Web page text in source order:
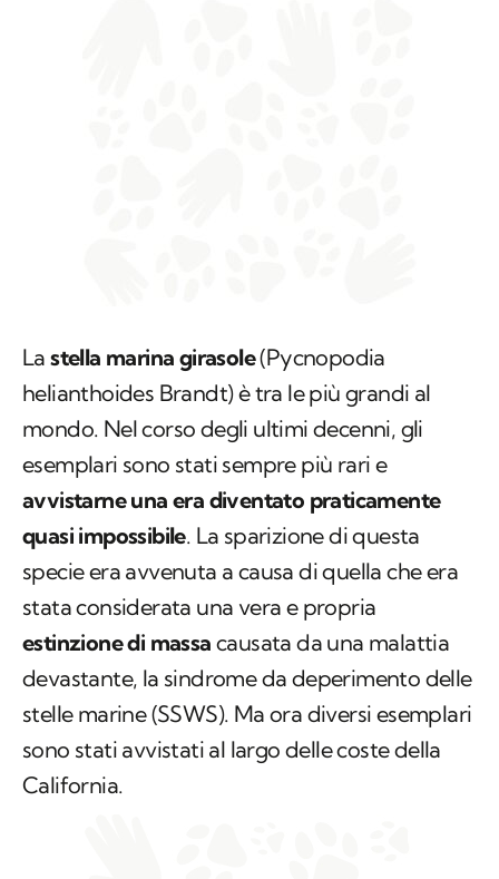
Lastella marina girasole(Pycnopodia
helianthoides Brandt) è tra le più grandi al
mondo. Nel corso degli ultimi decenni, gli
esemplari sono stati sempre più rari e
avvistarne una era diventato praticamente
quasi impossibile. La sparizione di questa
specie era avvenuta a causa di quella che era
stata considerata una vera e propria
estinzione di massa causata da una malattia
devastante, la sindrome da deperimento delle
stelle marine (SSWS). Ma ora diversi esemplari
sono stati avvistati al largo delle coste della
California.